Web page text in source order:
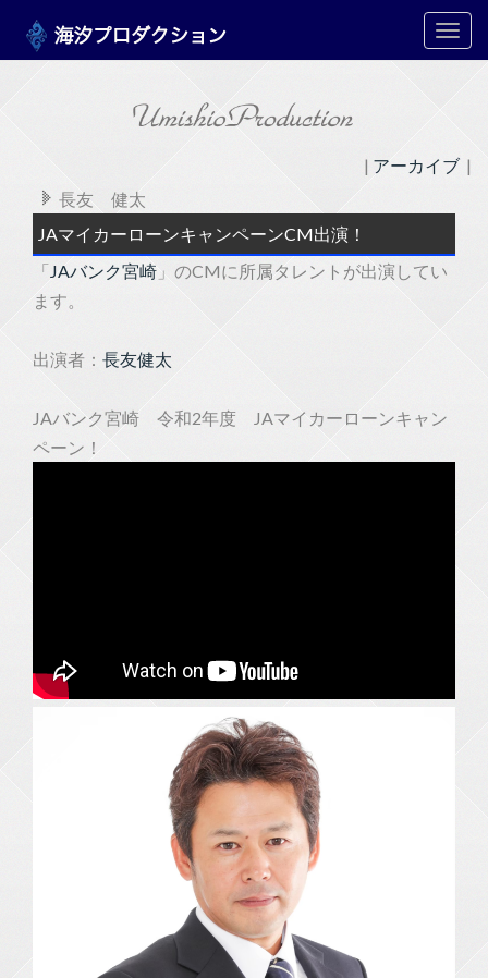
メ
ニ
| アーカイブ |
長友 健太
JAマイカーローンキャンペーンCM出演！
「 JAバンク宮崎 」のCMに所属タレントが出演してい
ます。
出演者： 長友健太
JAバンク宮崎 令和2年度 JAマイカーローンキャン
ペーン！